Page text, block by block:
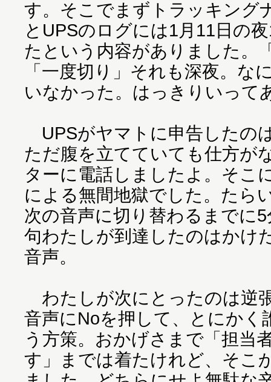
す。そこでまずトラッキング
とUPSのログには1月11日の
たという内容がありました。
「一度切り」それも深夜。な
いなかった。はっきりいって
UPSがヤマトに申告したの
ただ腹を立てていても仕方が
ターに電話しましたよ。そこ
による無間地獄でした。たら
次の音声に切り替わるまでに
句わたしが到達したのはかけ
音声。
わたしが次にとったのは逆
音声にNoを押して、とにかく
う方策。おかげさまで「担当
す」までは着たけれど、そこ